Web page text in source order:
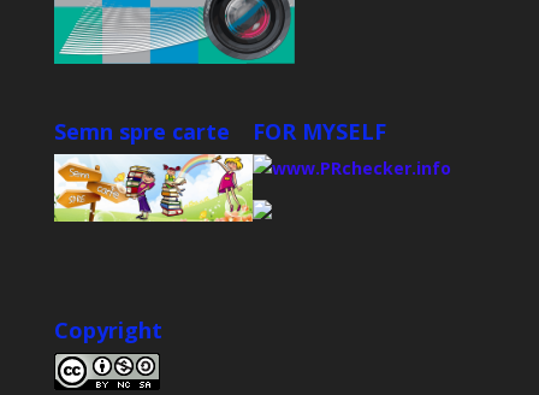
Semn spre carte FOR MYSELF
Copyright